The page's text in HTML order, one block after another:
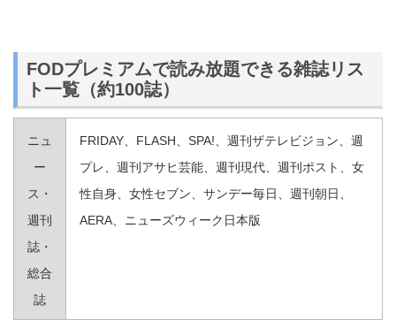
FODプレミアムで読み放題できる雑誌リス
ト一覧（約100誌）
ニュ
ー
ス・
週刊
誌・
総合
誌
FRIDAY、FLASH、SPA!、週刊ザテレビジョン、週
プレ、週刊アサヒ芸能、週刊現代、週刊ポスト、女
性自身、女性セブン、サンデー毎日、週刊朝日、
AERA、ニューズウィーク日本版